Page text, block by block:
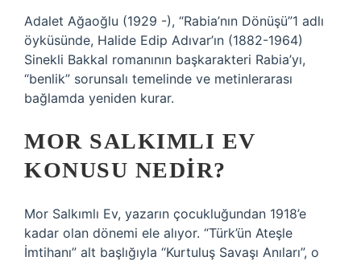
Adalet Ağaoğlu (1929 -), “Rabia’nın Dönüşü”1 adlı
öyküsünde, Halide Edip Adıvar’ın (1882-1964)
Sinekli Bakkal romanının başkarakteri Rabia’yı,
“benlik” sorunsalı temelinde ve metinlerarası
bağlamda yeniden kurar.
MOR SALKIMLI EV
KONUSU NEDIR?
Mor Salkımlı Ev, yazarın çocukluğundan 1918’e
kadar olan dönemi ele alıyor. “Türk’ün Ateşle
İmtihanı” alt başlığıyla “Kurtuluş Savaşı Anıları”, o